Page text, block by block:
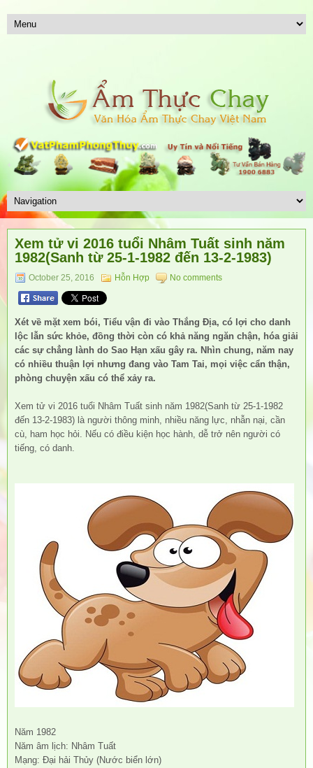
Xem tử vi 2016 tuổi Nhâm Tuất sinh năm
1982(Sanh từ 25-1-1982 đến 13-2-1983)
October 25, 2016 Hỗn Hợp No comments
Xét về mặt xem bói, Tiểu vận đi vào Thắng Địa, có lợi cho danh
lộc lẫn sức khỏe, đồng thời còn có khả năng ngăn chận, hóa giải
các sự chẳng lành do Sao Hạn xấu gây ra. Nhìn chung, năm nay
có nhiều thuận lợi nhưng đang vào Tam Tai, mọi việc cẩn thận,
phòng chuyện xấu có thể xảy ra.
Xem tử vi 2016 tuổi Nhâm Tuất sinh năm 1982(Sanh từ 25-1-1982
đến 13-2-1983) là người thông minh, nhiều năng lực, nhẫn nại, cần
cù, ham học hỏi. Nếu có điều kiện học hành, dễ trở nên người có
tiếng, có danh.
Năm 1982
Năm âm lịch: Nhâm Tuất
Mạng: Đại hải Thủy (Nước biển lớn)